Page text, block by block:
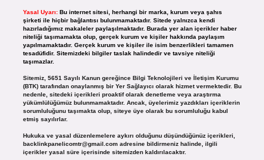
Yasal Uyarı: Bu internet sitesi, herhangi bir marka, kurum veya şahıs
şirketi ile hiçbir bağlantısı bulunmamaktadır. Sitede yalnızca kendi
hazırladığımız makaleler paylaşılmaktadır. Burada yer alan içerikler haber
niteliği taşımamakta olup, gerçek kurum ve kişiler hakkında paylaşım
yapılmamaktadır. Gerçek kurum ve kişiler ile isim benzerlikleri tamamen
tesadüfidir. Sitemizdeki bilgiler taslak halindedir ve tavsiye niteliği
taşımazlar.
Sitemiz, 5651 Sayılı Kanun gereğince Bilgi Teknolojileri ve İletişim Kurumu
(BTK) tarafından onaylanmış bir Yer Sağlayıcı olarak hizmet vermektedir. Bu
nedenle, sitedeki içerikleri proaktif olarak denetleme veya araştırma
yükümlülüğümüz bulunmamaktadır. Ancak, üyelerimiz yazdıkları içeriklerin
sorumluluğunu taşımakta olup, siteye üye olarak bu sorumluluğu kabul
etmiş sayılırlar.
Hukuka ve yasal düzenlemelere aykırı olduğunu düşündüğünüz içerikleri,
backlinkpanelicomtr@gmail.comadresine bildirmeniz halinde, ilgili
içerikler yasal süre içerisinde sitemizden kaldırılacaktır.